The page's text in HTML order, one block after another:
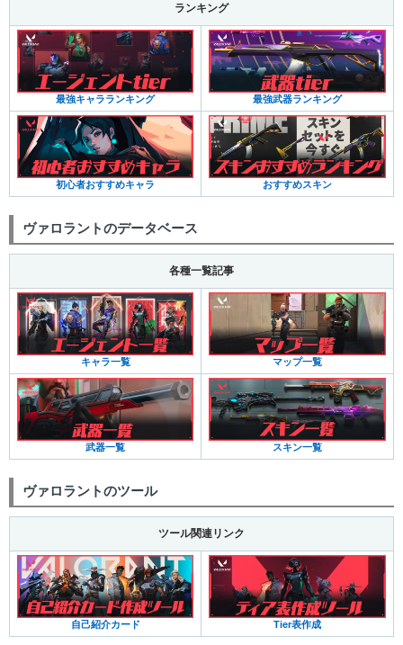
ランキング
最強キャラランキング 最強武器ランキング
初心者おすすめキャラ おすすめスキン
ヴァロラントのデータベース
各種一覧記事
キャラ一覧 マップ一覧
武器一覧 スキン一覧
ヴァロラントのツール
ツール関連リンク
自己紹介カード Tier表作成